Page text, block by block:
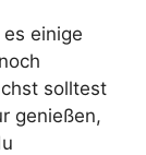
einige
solltest
genießen,